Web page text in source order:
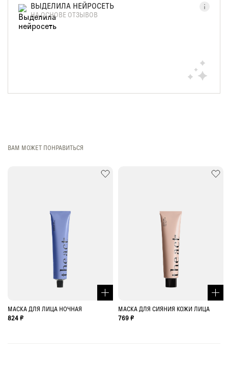
ВЫДЕЛИЛА НЕЙРОСЕТЬ
НА ОСНОВЕ ОТЗЫВОВ
ВАМ МОЖЕТ ПОНРАВИТЬСЯ
МАСКА ДЛЯ ЛИЦА НОЧНАЯ
824 ₽
МАСКА ДЛЯ СИЯНИЯ КОЖИ ЛИЦА
769 ₽